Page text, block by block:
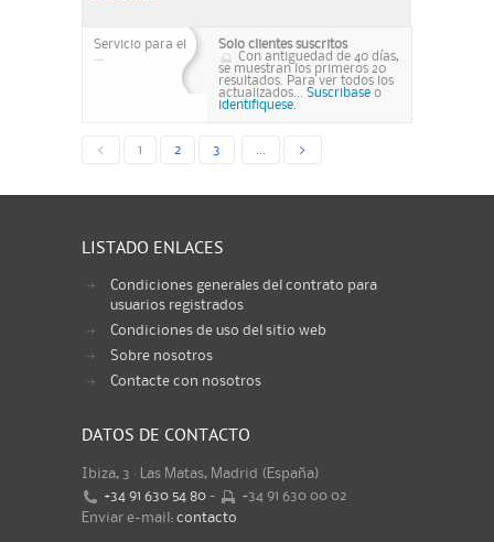
Servicio para el
Solo clientes suscritos
Con antiguedad de 40 días,
se muestran los primeros 20
resultados. Para ver todos los
actualizados... Suscribase o
identifiquese.
< 1 2 3 >
LISTADO ENLACES
Condiciones generales del contrato para
usuarios registrados
Condiciones de uso del sitio web
Sobre nosotros
Contacte con nosotros
DATOS DE CONTACTO
Ibiza, 3 · Las Matas, Madrid (España)
+34 91 630 54 80 -
+34 91 630 00 02
Enviar e-mail: contacto